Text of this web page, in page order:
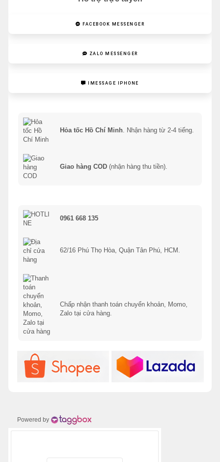
FACEBOOK MESSENGER
ZALO MESSENGER
IMESSAGE IPHONE
Hỏa tốc Hồ Chí Minh. Nhận hàng từ 2-4 tiếng.
Giao hàng COD (nhận hàng thu tiền).
0961 668 135
62/16 Phú Thọ Hòa, Quận Tân Phú, HCM.
Chấp nhận thanh toán chuyển khoản, Momo,
Zalo tại cửa hàng.
Powered by